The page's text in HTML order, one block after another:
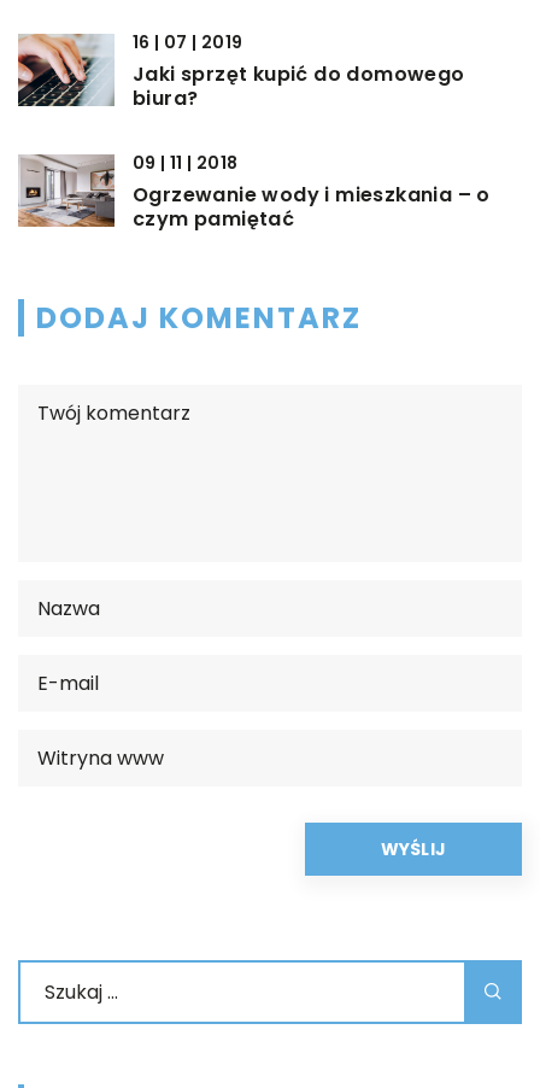
16 | 07 | 2019
Jaki sprzęt kupić do domowego
biura?
09 | 11 | 2018
Ogrzewanie wody i mieszkania – o
czym pamiętać
DODAJ KOMENTARZ